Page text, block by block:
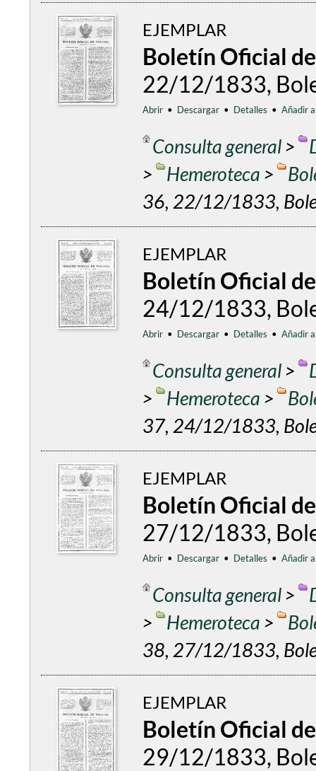
EJEMPLAR
Boletín Oficial
22/12/1833,
Abrir • Descargar • Detalles • Añadir
Consulta general>
>
Hemeroteca >
36, 22/12/1833,
EJEMPLAR
Boletín Oficial
24/12/1833,
Abrir • Descargar • Detalles • Añadir
Consulta general>
>
Hemeroteca >
37, 24/12/1833,
EJEMPLAR
Boletín Oficial
27/12/1833,
Abrir • Descargar • Detalles • Añadir
Consulta general>
>
Hemeroteca >
38, 27/12/1833,
EJEMPLAR
Boletín Oficial
29/12/1833,